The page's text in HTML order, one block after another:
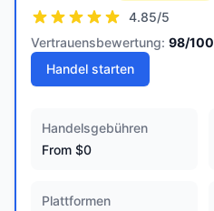
4.85/5
Vertrauensbewertung: 98/100
Handel starten
Handelsgebühren
From $0
Plattformen